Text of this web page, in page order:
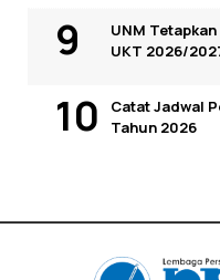
UNM
UKT 2026/
Catat Jadwal
Tahun 2026